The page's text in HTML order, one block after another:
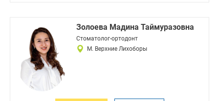
Золоева Мадина Таймуразовна
Стоматолог-ортодонт
М. Верхние Лихоборы